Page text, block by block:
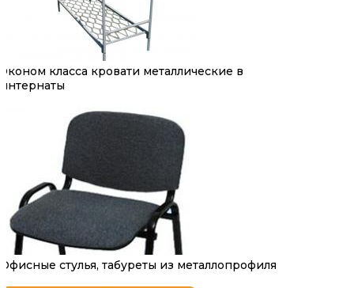
Эконом класса кровати металлические в
интернаты
Офисные стулья, табуреты из металлопрофиля